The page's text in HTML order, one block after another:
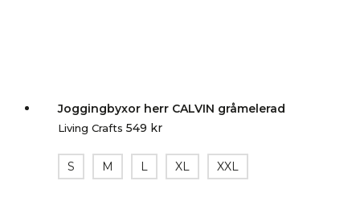
Joggingbyxor herr CALVIN gråmelerad
Living Crafts 549 kr
S M L XL XXL